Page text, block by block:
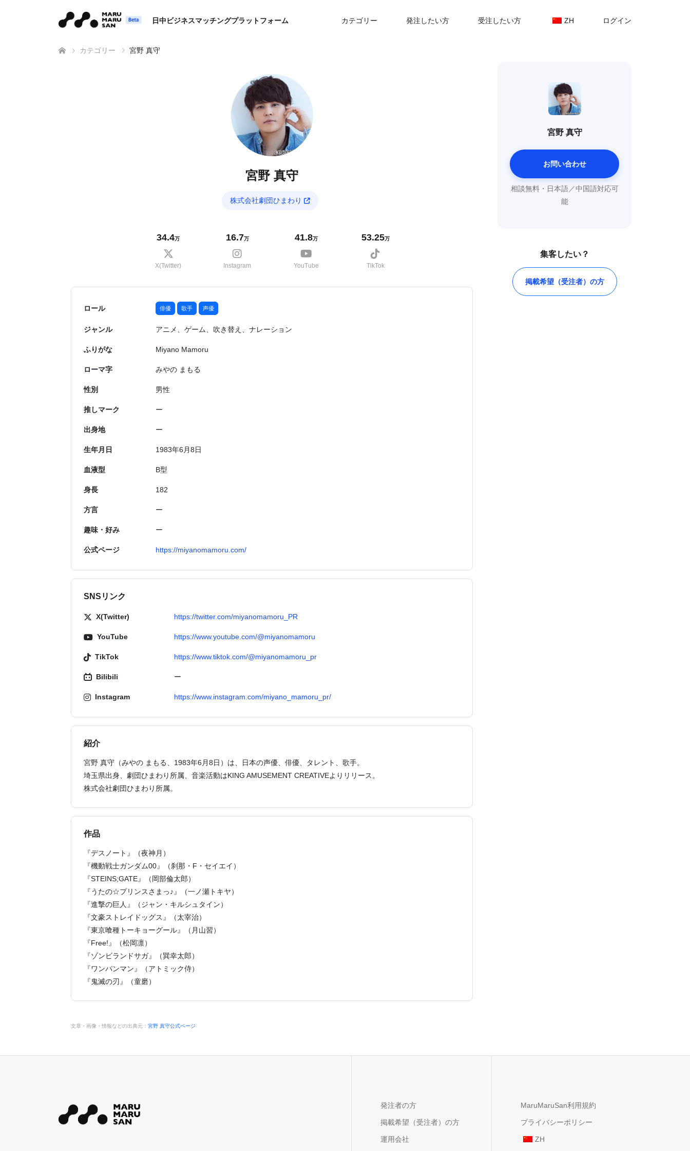
日中ビジネスマッチングプラットフォーム カテゴリー 発注したい方 受注したい方 ZH ログイン
カテゴリー 宮野 真守
宮野 真守
株式会社劇団ひまわり
34.4万
X(Twitter)
16.7万
Instagram
41.8万
YouTube
53.25万
TikTok
ロール 俳優 歌手 声優
ジャンル アニメ、ゲーム、吹き替え、ナレーション
ふりがな Miyano Mamoru
ローマ字 みやの まもる
性別 男性
推しマーク ー
出身地 ー
生年月日 1983年6月8日
血液型 B型
身長 182
方言 ー
趣味・好み ー
公式ページ https://miyanomamoru.com/
SNSリンク
X(Twitter) https://twitter.com/miyanomamoru_PR
YouTube https://www.youtube.com/@miyanomamoru
TikTok https://www.tiktok.com/@miyanomamoru_pr
Bilibili ー
Instagram https://www.instagram.com/miyano_mamoru_pr/
紹介
宮野 真守（みやの まもる、1983年6月8日）は、日本の声優、俳優、タレント、歌手。
埼玉県出身、劇団ひまわり所属、音楽活動はKING AMUSEMENT CREATIVEよりリリース。
株式会社劇団ひまわり所属。
作品
『デスノート』（夜神月）
『機動戦士ガンダム00』（刹那・F・セイエイ）
『STEINS;GATE』（岡部倫太郎）
『うたの☆プリンスさまっ♪』（一ノ瀬トキヤ）
『進撃の巨人』（ジャン・キルシュタイン）
『文豪ストレイドッグス』（太宰治）
『東京喰種トーキョーグール』（月山習）
『Free!』（松岡凛）
『ゾンビランドサガ』（巽幸太郎）
『ワンパンマン』（アトミック侍）
『鬼滅の刃』（童磨）
文章・画像・情報などの出典元： 宮野 真守公式ページ
宮野 真守
お問い合わせ
相談無料・日本語／中国語対応可
能
集客したい？
掲載希望（受注者）の方
発注者の方
掲載希望（受注者）の方
運用会社
MaruMaruSan利用規約
プライバシーポリシー
ZH